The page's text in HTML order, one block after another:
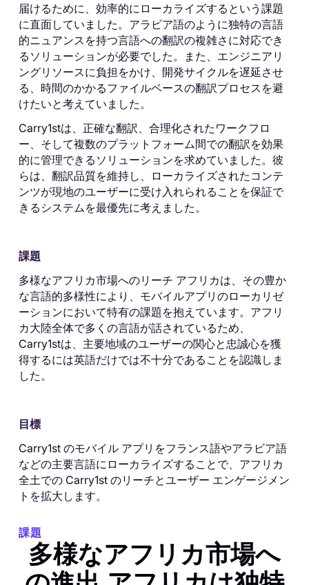
届けるために、効率的にローカライズするという課題
に直面していました。アラビア語のように独特の言語
的ニュアンスを持つ言語への翻訳の複雑さに対応でき
るソリューションが必要でした。また、エンジニアリ
ングリソースに負担をかけ、開発サイクルを遅延させ
る、時間のかかるファイルベースの翻訳プロセスを避
けたいと考えていました。
Carry1stは、正確な翻訳、合理化されたワークフロ
ー、そして複数のプラットフォーム間での翻訳を効果
的に管理できるソリューションを求めていました。彼
らは、翻訳品質を維持し、ローカライズされたコンテ
ンツが現地のユーザーに受け入れられることを保証で
きるシステムを最優先に考えました。
課題
多様なアフリカ市場へのリーチ アフリカは、その豊か
な言語的多様性により、モバイルアプリのローカリゼ
ーションにおいて特有の課題を抱えています。アフリ
カ大陸全体で多くの言語が話されているため、
Carry1stは、主要地域のユーザーの関心と忠誠心を獲
得するには英語だけでは不十分であることを認識しま
した。
目標
Carry1st のモバイル アプリをフランス語やアラビア語
などの主要言語にローカライズすることで、アフリカ
全土での Carry1st のリーチとユーザー エンゲージメン
トを拡大します。
課題
多様なアフリカ市場へ